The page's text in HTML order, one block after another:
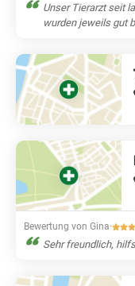
Unser Tierarzt seit
wurden jeweils gut
Bewertung von Gina·
Sehr freundlich,